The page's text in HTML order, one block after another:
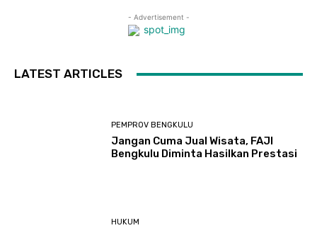
- Advertisement -
LATEST ARTICLES
PEMPROV BENGKULU
Jangan Cuma Jual Wisata, FAJI
Bengkulu Diminta Hasilkan Prestasi
HUKUM